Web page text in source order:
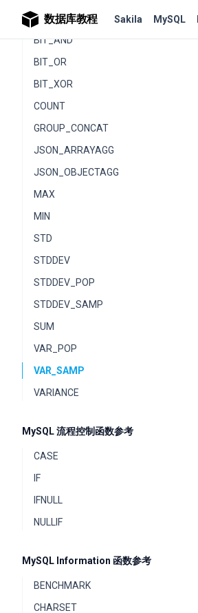
数据库教程 Sakila MySQL
AVG
BIT_AND
BIT_OR
BIT_XOR
COUNT
GROUP_CONCAT
JSON_ARRAYAGG
JSON_OBJECTAGG
MAX
MIN
STD
STDDEV
STDDEV_POP
STDDEV_SAMP
SUM
VAR_POP
VAR_SAMP
VARIANCE
MySQL 流程控制函数参考
CASE
IF
IFNULL
NULLIF
MySQL Information 函数参考
BENCHMARK
CHARSET